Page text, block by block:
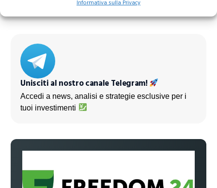
Informativa sulla Privacy
Unisciti al nostro canale Telegram!
Accedi a news, analisi e strategie esclusive per i
tuoi investimenti